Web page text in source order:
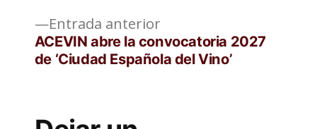
Entrada anteriorEntrada
anterior:
ACEVIN abre la convocatoria 2027
de ‘Ciudad Española del Vino’